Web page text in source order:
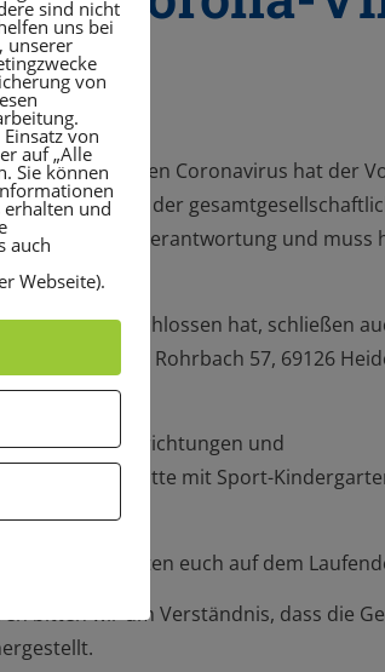
rund um den Coronavirus hat der
Im Zuge der
in der Verantwortung und muss
Weiteres geschlossen hat, schließen
(Am Rohrbach 57, 69126
Kindertageseinrichtungen und
Kindertagesstätte mit Sport-
Wir halten euch auf dem
bitten wir um Verständnis, dass die
sind nicht
uns bei
unserer
von
von
auf „Alle
Sie können
erhalten und
auch
Webseite).